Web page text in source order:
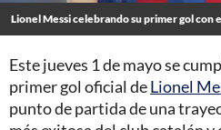
Lionel Messi celebrando su primer gol con
Este jueves 1 de mayo se
primer gol oficial deLionel
punto de partida de una